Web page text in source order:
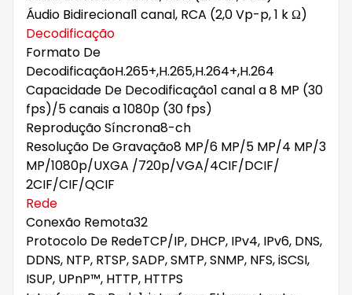
Áudio Bidirecional1 canal, RCA (2,0 Vp-p, 1 k Ω)
Decodificação
Formato De
DecodificaçãoH.265+,H.265,H.264+,H.264
Capacidade De Decodificação1 canal a 8 MP (30
fps)/5 canais a 1080p (30 fps)
Reprodução Síncrona8-ch
Resolução De Gravação8 MP/6 MP/5 MP/4 MP/3
MP/1080p/UXGA /720p/VGA/4CIF/DCIF/
2CIF/CIF/QCIF
Rede
Conexão Remota32
Protocolo De RedeTCP/IP, DHCP, IPv4, IPv6, DNS,
DDNS, NTP, RTSP, SADP, SMTP, SNMP, NFS, iSCSI,
ISUP, UPnP™, HTTP, HTTPS